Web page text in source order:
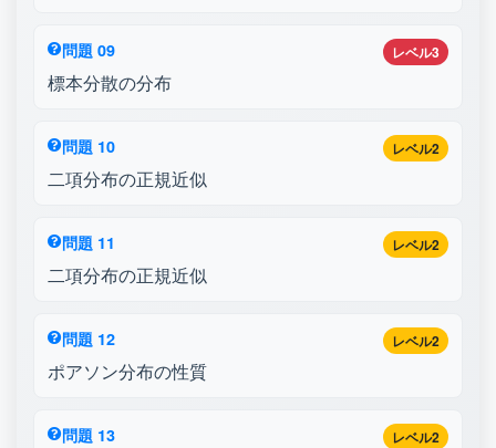
レベル3
問題 09
標本分散の分布
レベル2
問題 10
二項分布の正規近似
レベル2
問題 11
二項分布の正規近似
レベル2
問題 12
ポアソン分布の性質
レベル2
問題 13